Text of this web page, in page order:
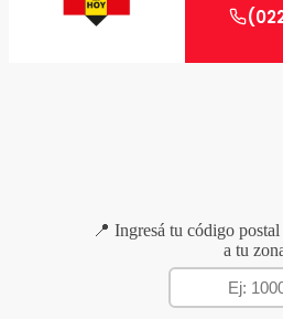
📍 Ingresá tu código
a tu